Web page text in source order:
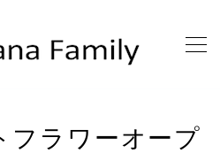
フラワーオープ